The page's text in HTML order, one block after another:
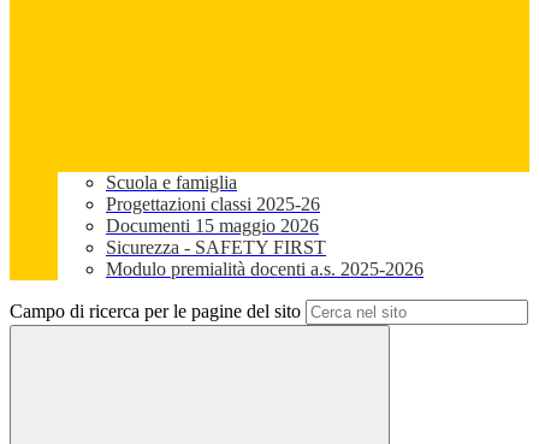
Scuola e famiglia
Progettazioni classi 2025-26
Documenti 15 maggio 2026
Sicurezza - SAFETY FIRST
Modulo premialità docenti a.s. 2025-2026
Campo di ricerca per le pagine del sito